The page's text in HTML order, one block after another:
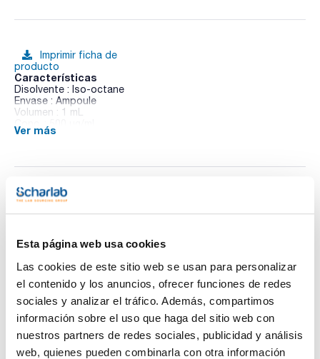
Esta página web usa cookies
Las cookies de este sitio web se usan para personalizar
el contenido y los anuncios, ofrecer funciones de redes
sociales y analizar el tráfico. Además, compartimos
información sobre el uso que haga del sitio web con
nuestros partners de redes sociales, publicidad y análisis
web, quienes pueden combinarla con otra información
Imprimir ficha de
producto
Características
Disolvente : Iso-octane
Envase : Ampoule
Volumen : 1 mL
CAS : [59291-65-5]
Ver más
Documentación técnica
Regístrate para
descargas
descargas
SDS/ Hoja de seguridad
Regístrate para
descargas
Los productos marcados con esta imagen son